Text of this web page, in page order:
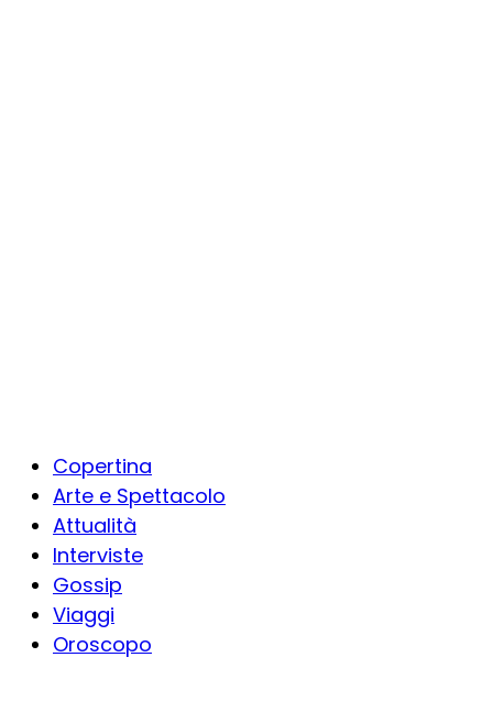
Copertina
Arte e Spettacolo
Attualità
Interviste
Gossip
Viaggi
Oroscopo